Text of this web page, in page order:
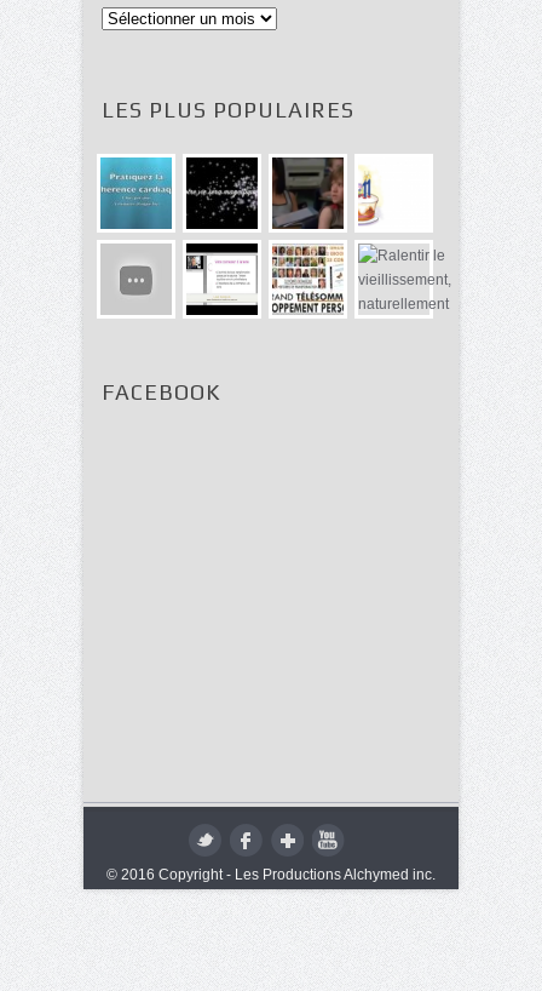
Archives
LES PLUS POPULAIRES
FACEBOOK
© 2016 Copyright - Les Productions Alchymed inc.